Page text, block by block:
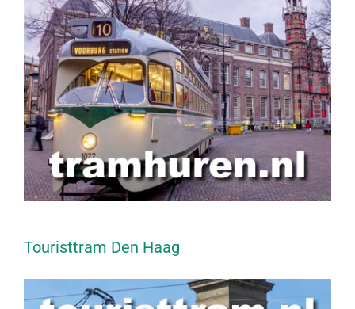
Touristtram Den Haag